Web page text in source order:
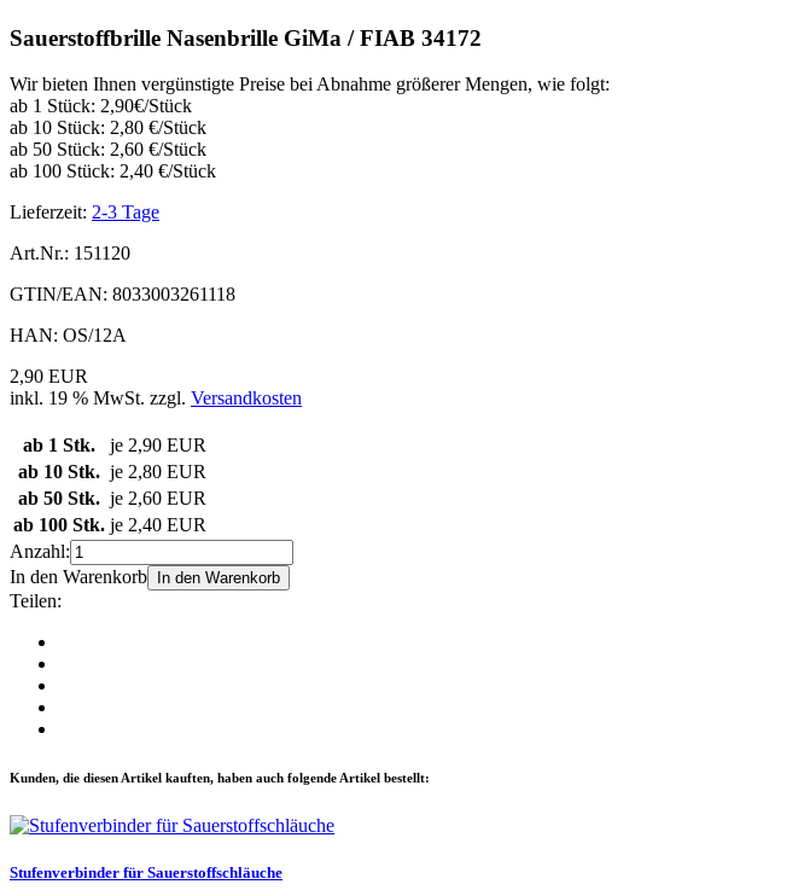
Sauerstoffbrille Nasenbrille GiMa / FIAB 34172
Wir bieten Ihnen vergünstigte Preise bei Abnahme größerer Mengen, wie folgt:
ab 1 Stück: 2,90€/Stück
ab 10 Stück: 2,80 €/Stück
ab 50 Stück: 2,60 €/Stück
ab 100 Stück: 2,40 €/Stück
Lieferzeit: 2-3 Tage
Art.Nr.: 151120
GTIN/EAN: 8033003261118
HAN: OS/12A
2,90 EUR
inkl. 19 % MwSt. zzgl. Versandkosten
ab 1 Stk.
je 2,90 EUR
ab 10 Stk. je 2,80 EUR
ab 50 Stk. je 2,60 EUR
ab 100 Stk. je 2,40 EUR
Anzahl:
In den Warenkorb
In den Warenkorb
Teilen:
Kunden, die diesen Artikel kauften, haben auch folgende Artikel bestellt:
Stufenverbinder für Sauerstoffschläuche